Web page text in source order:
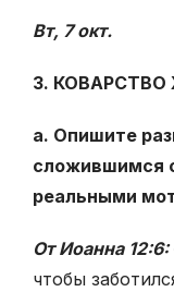
Вт, 7 окт.
3. КОВАРСТВО
а. Опишите
сложившимся
реальными
От Иоанна 12:6:
чтобы